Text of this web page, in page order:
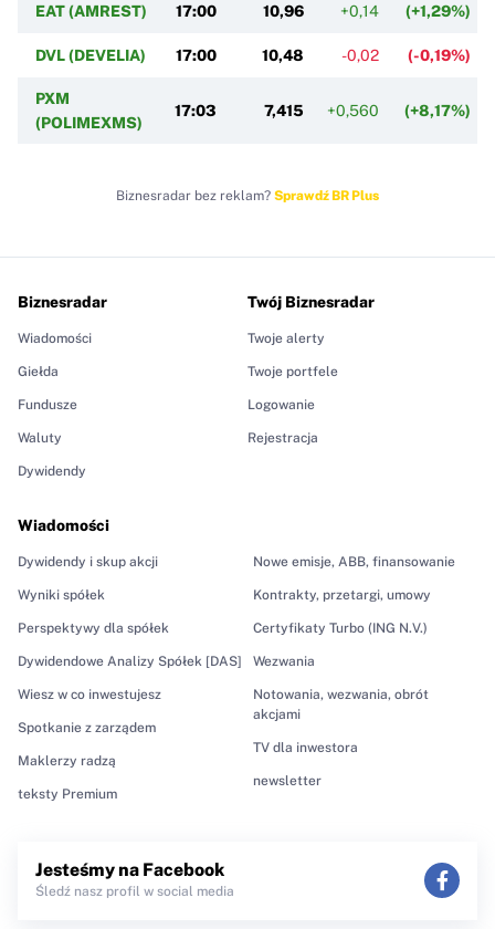
EAT (AMREST) 17:00 10,96 +0,14 (+1,29%)
DVL (DEVELIA) 17:00 10,48 -0,02 (-0,19%)
PXM
(POLIMEXMS)
17:03 7,415 +0,560 (+8,17%)
Biznesradar bez reklam? Sprawdź BR Plus
Biznesradar
Wiadomości
Giełda
Fundusze
Waluty
Dywidendy
Wiadomości
Dywidendy i skup akcji
Wyniki spółek
Perspektywy dla spółek
Dywidendowe Analizy Spółek [DAS]
Wiesz w co inwestujesz
Spotkanie z zarządem
Maklerzy radzą
teksty Premium
Nowe emisje, ABB, finansowanie
Kontrakty, przetargi, umowy
Certyfikaty Turbo (ING N.V.)
Wezwania
Notowania, wezwania, obrót
akcjami
TV dla inwestora
newsletter
Twój Biznesradar
Twoje alerty
Twoje portfele
Logowanie
Rejestracja
Jesteśmy na Facebook
Śledź nasz profil w social media